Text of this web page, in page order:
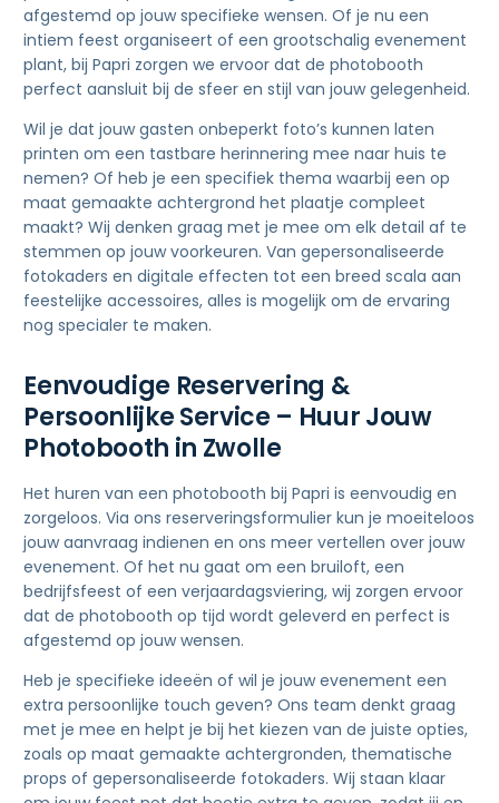
afgestemd op jouw specifieke wensen. Of je nu een
intiem feest organiseert of een grootschalig evenement
plant, bij Papri zorgen we ervoor dat de photobooth
perfect aansluit bij de sfeer en stijl van jouw gelegenheid.
Wil je dat jouw gasten onbeperkt foto’s kunnen laten
printen om een tastbare herinnering mee naar huis te
nemen? Of heb je een specifiek thema waarbij een op
maat gemaakte achtergrond het plaatje compleet
maakt? Wij denken graag met je mee om elk detail af te
stemmen op jouw voorkeuren. Van gepersonaliseerde
fotokaders en digitale effecten tot een breed scala aan
feestelijke accessoires, alles is mogelijk om de ervaring
nog specialer te maken.
Eenvoudige Reservering &
Persoonlijke Service – Huur Jouw
Photobooth in Zwolle
Het huren van een photobooth bij Papri is eenvoudig en
zorgeloos. Via ons reserveringsformulier kun je moeiteloos
jouw aanvraag indienen en ons meer vertellen over jouw
evenement. Of het nu gaat om een bruiloft, een
bedrijfsfeest of een verjaardagsviering, wij zorgen ervoor
dat de photobooth op tijd wordt geleverd en perfect is
afgestemd op jouw wensen.
Heb je specifieke ideeën of wil je jouw evenement een
extra persoonlijke touch geven? Ons team denkt graag
met je mee en helpt je bij het kiezen van de juiste opties,
zoals op maat gemaakte achtergronden, thematische
props of gepersonaliseerde fotokaders. Wij staan klaar